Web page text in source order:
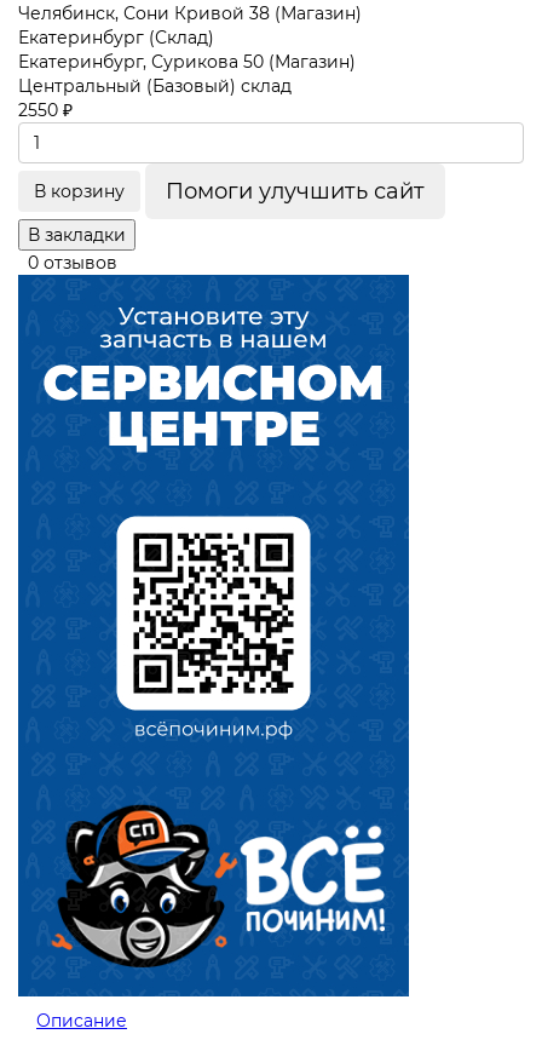
Челябинск, Сони Кривой 38 (Магазин)
Екатеринбург (Склад)
Екатеринбург, Сурикова 50 (Магазин)
Центральный (Базовый) склад
2550 ₽
В корзину Помоги улучшить сайт
В закладки
0 отзывов
Описание